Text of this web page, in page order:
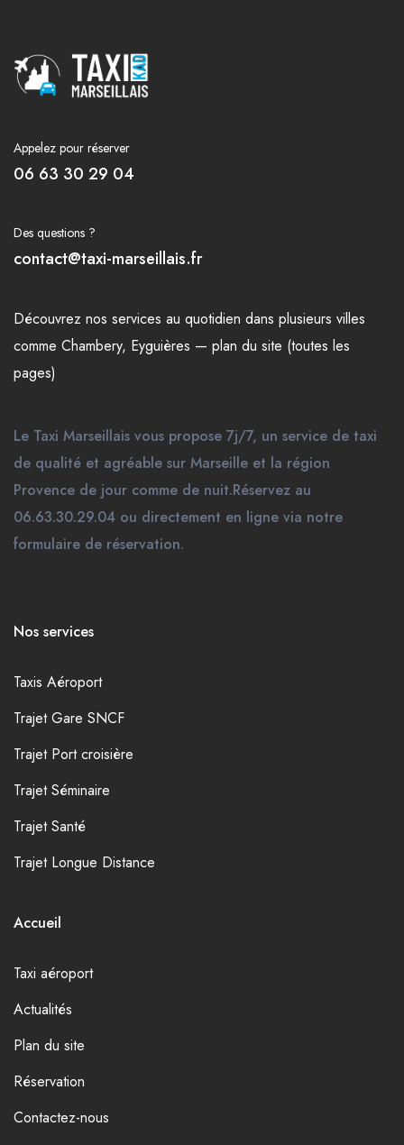
Appelez pour réserver
06 63 30 29 04
Des questions ?
contact@taxi-marseillais.fr
Découvrez nos services au quotidien dans plusieurs villes
comme Chambery, Eyguières — plan du site (toutes les
pages)
Le Taxi Marseillais vous propose 7j/7, un service de taxi
de qualité et agréable sur Marseille et la région
Provence de jour comme de nuit.Réservez au
06.63.30.29.04 ou directement en ligne via notre
formulaire de réservation.
Nos services
Taxis Aéroport
Trajet Gare SNCF
Trajet Port croisière
Trajet Séminaire
Trajet Santé
Trajet Longue Distance
Accueil
Taxi aéroport
Actualités
Plan du site
Réservation
Contactez-nous